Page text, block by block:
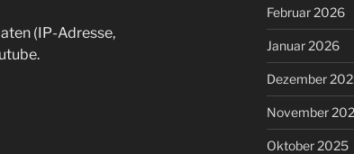
(IP-Adresse,
Februar 2026
Januar 2026
Dezember
November
Oktober 2025